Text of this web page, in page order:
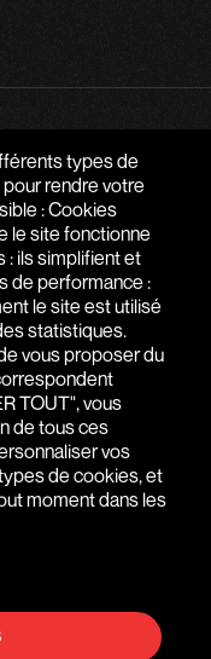
types de
rendre votre
: Cookies
le site fonctionne
ils simplifient et
de performance :
le site est utilisé
statistiques.
vous proposer du
TOUT", vous
de tous ces
vos
de cookies, et
moment dans les
, FRANCE